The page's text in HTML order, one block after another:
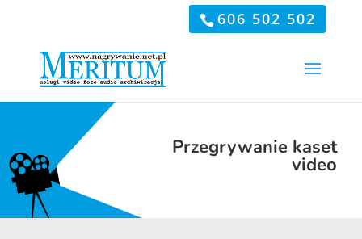
606 502 502
Przegrywanie kaset
video